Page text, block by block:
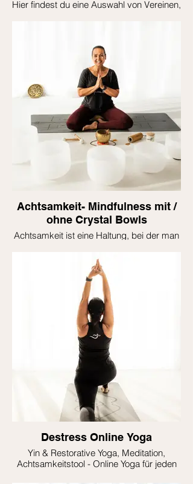
Hier findest du eine Auswahl von Vereinen,
Achtsamkeit- Mindfulness mit /
ohne Crystal Bowls
Achtsamkeit ist eine Haltung, bei der man
Aufmerksamkeit im Hier und Jetzt zu
bleiben. Achtsamkeit ist somit das
Gegenteil von Multitasking, dass laut
Hirnforschern nicht für mehr Leistung
sorgt, sondern diese sogar verschlechtert.
Schon nach zwei Monaten
Achtsamkeitstraining sind positive Effekte
wie Depressionen und Ängste auf das
Immunsystem messbar. Forscher des
Leipziger Max-Planck-Instituts der
Kognitionsforschung konnten anhand von
Haaranalysen belegen, dass der
Stresslevel langfristig um 25 % sinkt, wenn
man täglich übt.
Destress Online Yoga
Yin & Restorative Yoga, Meditation,
Achtsamkeitstool - Online Yoga für jeden